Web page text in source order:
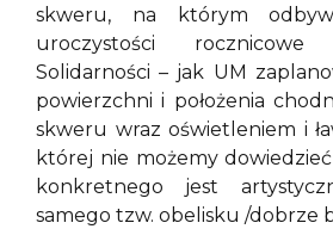
skweru, na którym
uroczystości
Solidarności – jak UM
powierzchni i położenia
skweru wraz oświetleniem i
której nie możemy
konkretnego jest
samego tzw. obelisku /dobrze